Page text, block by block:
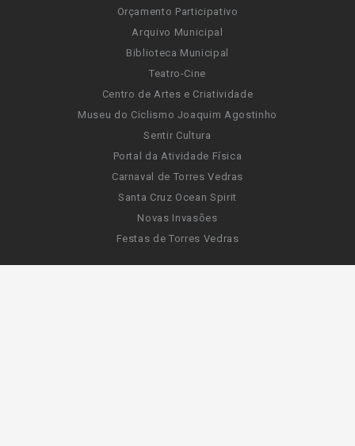
Orçamento Participativo
Arquivo Municipal
Biblioteca Municipal
Teatro-Cine
Centro de Artes e Criatividade
Museu do Ciclismo Joaquim Agostinho
Sentir Cultura
Portal da Atividade Física
Carnaval de Torres Vedras
Santa Cruz Ocean Spirit
Novas Invasões
Festas de Torres Vedras